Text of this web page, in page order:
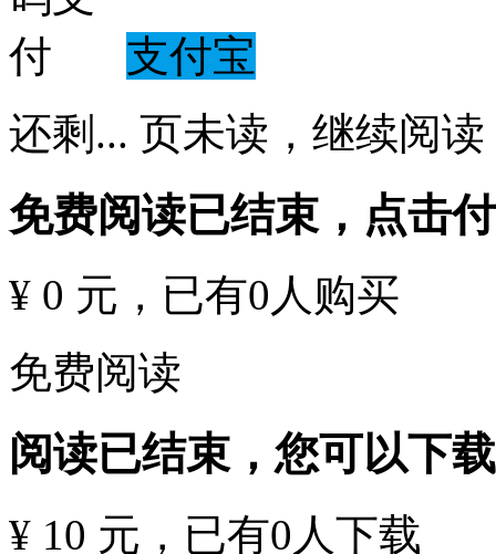
支付宝
还剩 ... 页未读， 继续阅读
免费阅读已结束，点击
¥ 0 元 ，已有0 人购买
免费阅读
阅读已结束，您可以下
¥ 10 元 ，已有0 人下载